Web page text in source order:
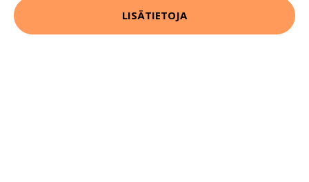
LISÄTIETOJA